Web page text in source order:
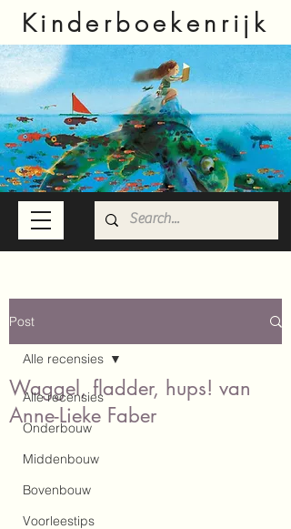
Kinderboekenrijk
Post
Alle recensies
Onderbouw
Middenbouw
Bovenbouw
Voorleestips
Alle recensies
Waggel, fladder, hups! van
Anne-Lieke Faber